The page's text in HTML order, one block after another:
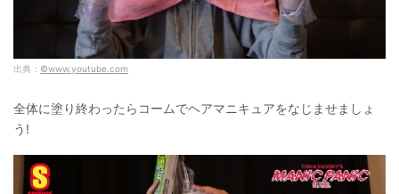
出典： ©www.youtube.com
全体に塗り終わったらコームでヘアマニキュアをなじませましょ
う!